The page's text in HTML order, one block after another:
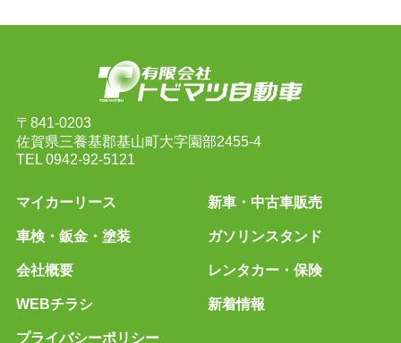
〒841-0203
佐賀県三養基郡基山町大字園部2455-4
TEL 0942-92-5121
マイカーリース 新車・中古車販売
車検・鈑金・塗装 ガソリンスタンド
レンタカー・保険
会社概要
新着情報
WEBチラシ
プライバシーポリシー